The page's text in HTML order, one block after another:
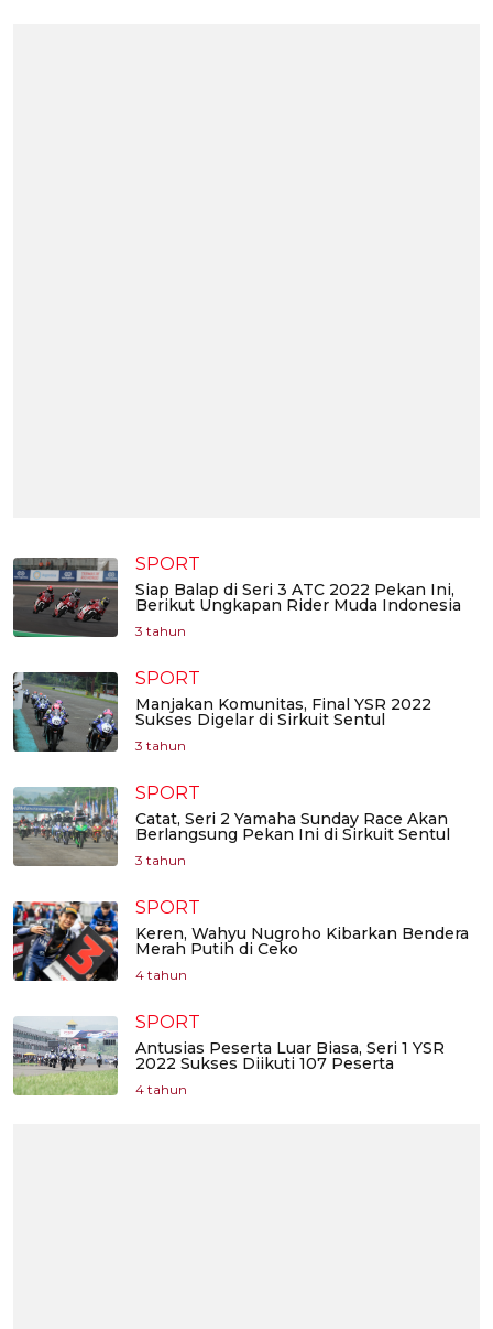
SPORT
Siap Balap di Seri 3 ATC 2022 Pekan Ini,
Berikut Ungkapan Rider Muda Indonesia
3 tahun
SPORT
Manjakan Komunitas, Final YSR 2022
Sukses Digelar di Sirkuit Sentul
3 tahun
SPORT
Catat, Seri 2 Yamaha Sunday Race Akan
Berlangsung Pekan Ini di Sirkuit Sentul
3 tahun
SPORT
Keren, Wahyu Nugroho Kibarkan Bendera
Merah Putih di Ceko
4 tahun
SPORT
Antusias Peserta Luar Biasa, Seri 1 YSR
2022 Sukses Diikuti 107 Peserta
4 tahun